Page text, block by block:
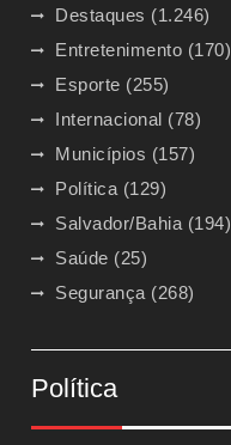
Destaques (1.246)
Entretenimento (170)
Esporte (255)
Internacional (78)
Municípios (157)
Política (129)
Salvador/Bahia (194)
Saúde (25)
Segurança (268)
Política